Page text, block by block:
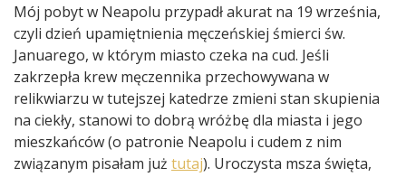
Mój pobyt w Neapolu przypadł akurat na 19 września,
czyli dzień upamiętnienia męczeńskiej śmierci św.
Januarego, w którym miasto czeka na cud. Jeśli
zakrzepła krew męczennika przechowywana w
relikwiarzu w tutejszej katedrze zmieni stan skupienia
na ciekły, stanowi to dobrą wróżbę dla miasta i jego
mieszkańców (o patronie Neapolu i cudem z nim
związanym pisałam już tutaj). Uroczysta msza święta,